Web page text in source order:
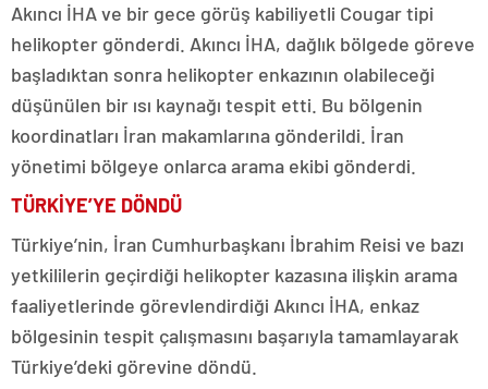
Akıncı İHA ve bir gece görüş kabiliyetli Cougar tipi
helikopter gönderdi. Akıncı İHA, dağlık bölgede göreve
başladıktan sonra helikopter enkazının olabileceği
düşünülen bir ısı kaynağı tespit etti. Bu bölgenin
koordinatları İran makamlarına gönderildi. İran
yönetimi bölgeye onlarca arama ekibi gönderdi.
TÜRKİYE’YE DÖNDÜ
Türkiye’nin, İran Cumhurbaşkanı İbrahim Reisi ve bazı
yetkililerin geçirdiği helikopter kazasına ilişkin arama
faaliyetlerinde görevlendirdiği Akıncı İHA, enkaz
bölgesinin tespit çalışmasını başarıyla tamamlayarak
Türkiye’deki görevine döndü.